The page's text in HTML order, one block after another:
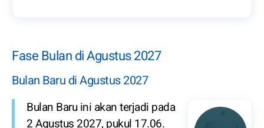
Fase Bulan di Agustus 2027
Bulan Baru di Agustus 2027
Bulan Baru ini akan terjadi pada
2 Agustus 2027, pukul 17.06.